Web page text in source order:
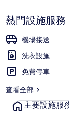
熱門設施服務
機場接送
洗衣設施
免費停車
查看全部
主要設施服